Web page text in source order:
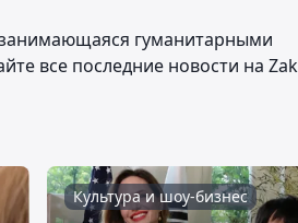
занимающаяся гуманитарными
все последние новости на
Культура и шоу-бизнес